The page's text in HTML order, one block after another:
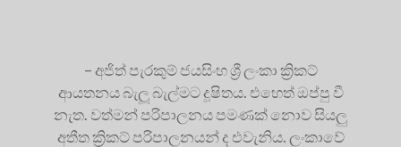
– අජිත් පැරකුම් ජයසිංහ ශ්‍රී ලංකා ක්‍රිකට්
ආයතනය බැලූ බැල්මට දූෂිතය. එහෙත් ඔප්පු වී
නැත. වත්මන් පරිපාලනය පමණක් නොව සියලු
අතීත ක්‍රිකට් පරිපාලනයන් ද එවැනිය. ලංකාවේ